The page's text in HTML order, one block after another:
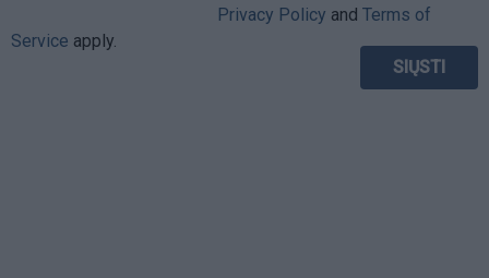
Privacy Policy and Terms of
Service apply.